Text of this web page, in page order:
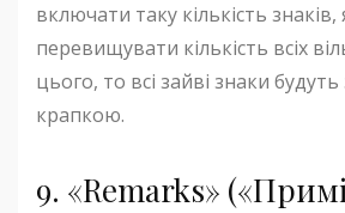
включати таку кількість знаків,
перевищувати кількість всіх
цього, то всі зайві знаки
крапкою.
9. «Remarks»